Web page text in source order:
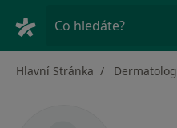
Co hledáte?
Hlavní Stránka Dermatolog